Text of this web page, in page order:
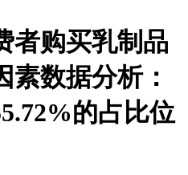
者购买乳制品
素数据分析：
的占比位